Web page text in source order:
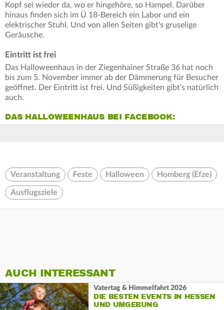
Kopf sei wieder da, wo er hingehöre, so Hampel. Darüber
hinaus finden sich im Ü 18-Bereich ein Labor und ein
elektrischer Stuhl. Und von allen Seiten gibt's gruselige
Geräusche.
Eintritt ist frei
Das Halloweenhaus in der Ziegenhainer Straße 36 hat noch
bis zum 5. November immer ab der Dämmerung für Besucher
geöffnet. Der Eintritt ist frei. Und Süßigkeiten gibt's natürlich
auch.
DAS HALLOWEENHAUS BEI FACEBOOK:
Veranstaltung Feste Halloween Homberg (Efze)
Ausflugsziele
AUCH INTERESSANT
Vatertag & Himmelfahrt 2026
DIE BESTEN EVENTS IN HESSEN
UND UMGEBUNG